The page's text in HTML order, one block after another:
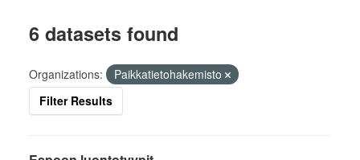
6 datasets found
Organizations:
Paikkatietohakemisto
Filter Results